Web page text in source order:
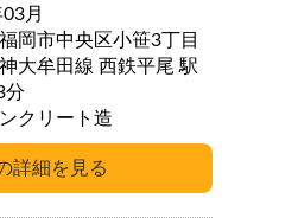
月
岡市中央区小笹3丁目
大牟田線 西鉄平尾 駅
33分
クリート造